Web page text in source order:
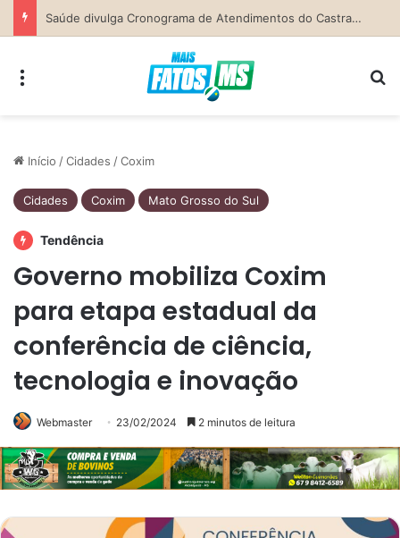
Secretaria da Mulher de Costa Rica abre Agosto Lilás com palestra sobre ciclo da violência e defesa pessoal
Início /Cidades /Coxim
Cidades Coxim Mato Grosso do Sul
Tendência
Governo mobiliza Coxim
para etapa estadual da
conferência de ciência,
tecnologia e inovação
Webmaster 23/02/2024 2 minutos de leitura